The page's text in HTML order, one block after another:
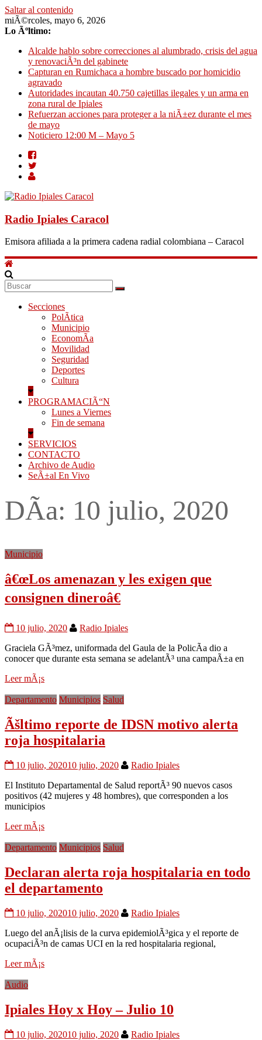
Saltar al contenido
miÃ©rcoles, mayo 6, 2026
Lo Ãºltimo:
Alcalde hablo sobre correcciones al alumbrado, crisis del agua
y renovaciÃ³n del gabinete
Capturan en Rumichaca a hombre buscado por homicidio
agravado
Autoridades incautan 40.750 cajetillas ilegales y un arma en
zona rural de Ipiales
Refuerzan acciones para proteger a la niÃ±ez durante el mes
de mayo
Noticiero 12:00 M – Mayo 5
Radio Ipiales Caracol
Emisora afiliada a la primera cadena radial colombiana – Caracol
Secciones
PolÃ­tica
Municipio
EconomÃ­a
Movilidad
Seguridad
Deportes
Cultura
PROGRAMACIÃ“N
Lunes a Viernes
Fin de semana
SERVICIOS
CONTACTO
Archivo de Audio
SeÃ±al En Vivo
DÃ­a: 10 julio, 2020
Municipio
â€œLos amenazan y les exigen que
consignen dineroâ€
10 julio, 2020
Radio Ipiales
Graciela GÃ³mez, uniformada del Gaula de la PolicÃ­a dio a
conocer que durante esta semana se adelantÃ³ una campaÃ±a en
Leer mÃ¡s
Departamento Municipios Salud
Ãšltimo reporte de IDSN motivo alerta
roja hospitalaria
10 julio, 202010 julio, 2020
Radio Ipiales
El Instituto Departamental de Salud reportÃ³ 90 nuevos casos
positivos (42 mujeres y 48 hombres), que corresponden a los
municipios
Leer mÃ¡s
Departamento Municipios Salud
Declaran alerta roja hospitalaria en todo
el departamento
10 julio, 202010 julio, 2020
Radio Ipiales
Luego del anÃ¡lisis de la curva epidemiolÃ³gica y el reporte de
ocupaciÃ³n de camas UCI en la red hospitalaria regional,
Leer mÃ¡s
Audio
Ipiales Hoy x Hoy – Julio 10
10 julio, 202010 julio, 2020
Radio Ipiales